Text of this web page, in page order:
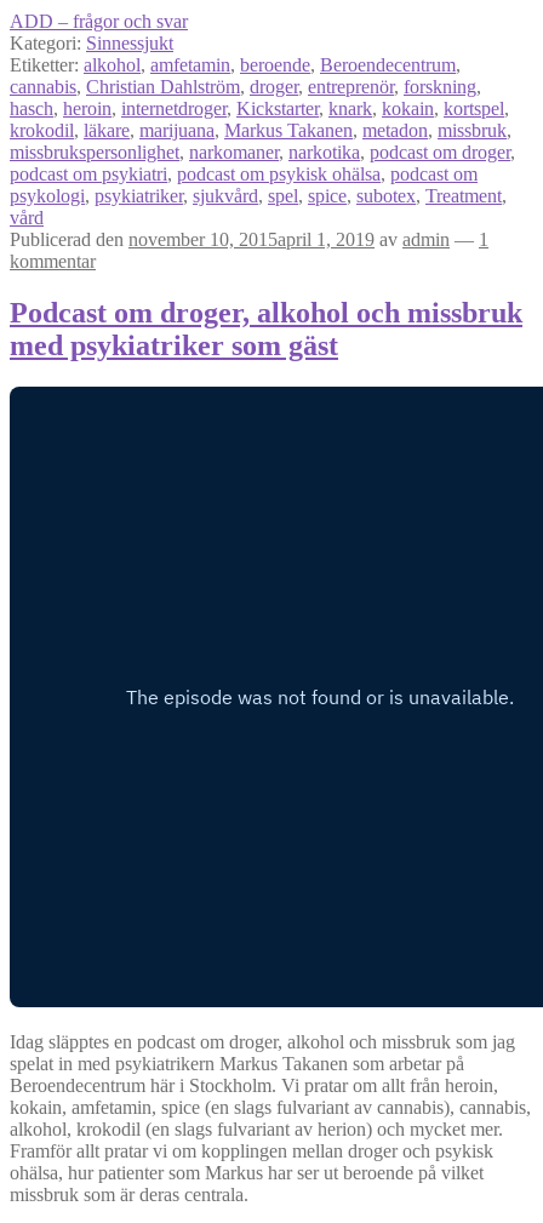
ADD – frågor och svar
Kategori: Sinnessjukt
Etiketter: alkohol, amfetamin, beroende, Beroendecentrum,
cannabis, Christian Dahlström, droger, entreprenör, forskning,
hasch, heroin, internetdroger, Kickstarter, knark, kokain, kortspel,
krokodil, läkare, marijuana, Markus Takanen, metadon, missbruk,
missbrukspersonlighet, narkomaner, narkotika, podcast om droger,
podcast om psykiatri, podcast om psykisk ohälsa, podcast om
psykologi, psykiatriker, sjukvård, spel, spice, subotex, Treatment,
vård
Publicerad den november 10, 2015april 1, 2019 av admin — 1
kommentar
Podcast om droger, alkohol och missbruk
med psykiatriker som gäst
Idag släpptes en podcast om droger, alkohol och missbruk som jag
spelat in med psykiatrikern Markus Takanen som arbetar på
Beroendecentrum här i Stockholm. Vi pratar om allt från heroin,
kokain, amfetamin, spice (en slags fulvariant av cannabis), cannabis,
alkohol, krokodil (en slags fulvariant av herion) och mycket mer.
Framför allt pratar vi om kopplingen mellan droger och psykisk
ohälsa, hur patienter som Markus har ser ut beroende på vilket
missbruk som är deras centrala.